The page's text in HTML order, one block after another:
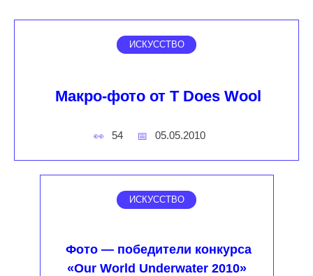
ИСКУССТВО
Макро-фото от T Does Wool
54 05.05.2010
ИСКУССТВО
Фото — победители конкурса
«Our World Underwater 2010»